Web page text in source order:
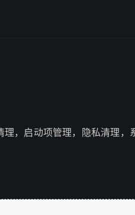
，启动项管理，隐私清理，